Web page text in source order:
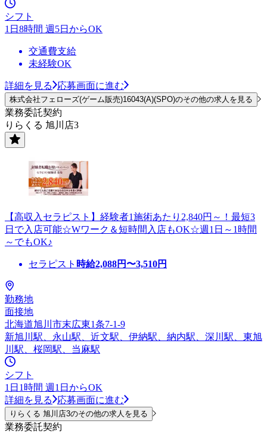
シフト
1日8時間 週5日からOK
交通費支給
未経験OK
詳細を見る 応募画面に進む
株式会社フェローズ(ゲーム販売)16043(A)(SPO)のその他の求人を見る
業務委託契約
りらくる 旭川店3
【高収入セラピスト】経験者1施術あたり2,840円～！最短3
日で入店可能☆Wワーク＆短時間入店もOK☆週1日～1時間
～でもOK♪
セラピスト 時給2,088円〜3,510円
勤務地
面接地
北海道旭川市末広東1条7-1-9
新旭川駅、永山駅、近文駅、伊納駅、納内駅、深川駅、東旭
川駅、桜岡駅、当麻駅
シフト
1日1時間 週1日からOK
詳細を見る
応募画面に進む
りらくる 旭川店3のその他の求人を見る
業務委託契約